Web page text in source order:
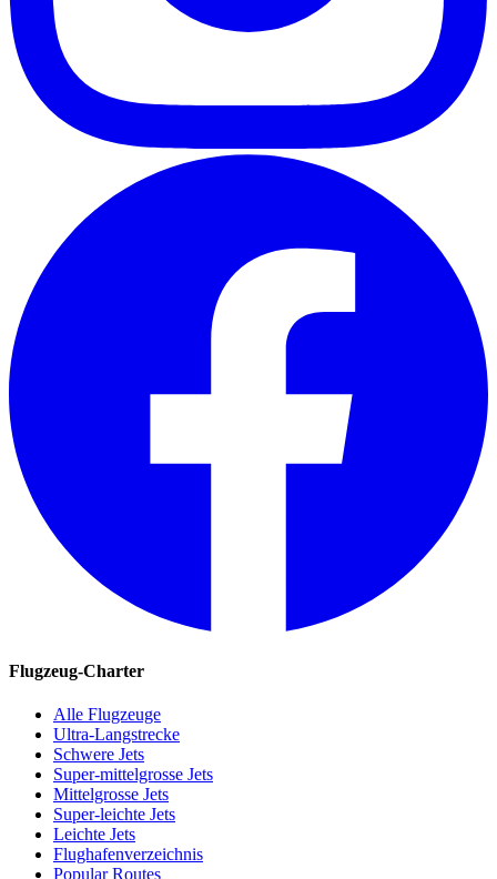
Flugzeug-Charter
Alle Flugzeuge
Ultra-Langstrecke
Schwere Jets
Super-mittelgrosse Jets
Mittelgrosse Jets
Super-leichte Jets
Leichte Jets
Flughafenverzeichnis
Popular Routes